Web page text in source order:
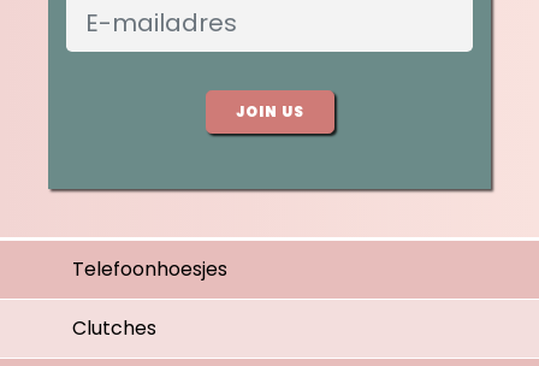
JOIN US
Telefoonhoesjes
Clutches